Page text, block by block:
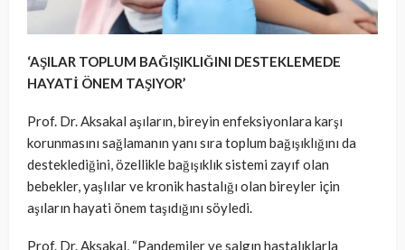
‘AŞILAR TOPLUM BAĞIŞIKLIĞINI DESTEKLEMEDE
HAYATİ ÖNEM TAŞIYOR’
Prof. Dr. Aksakal aşıların, bireyin enfeksiyonlara karşı
korunmasını sağlamanın yanı sıra toplum bağışıklığını da
desteklediğini, özellikle bağışıklık sistemi zayıf olan
bebekler, yaşlılar ve kronik hastalığı olan bireyler için
aşıların hayati önem taşıdığını söyledi.
Prof. Dr. Aksakal, “Pandemiler ve salgın hastalıklarla